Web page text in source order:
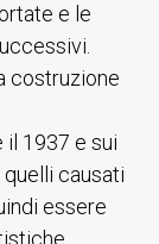
e le
costruzione
il 1937 e sui
causati
essere